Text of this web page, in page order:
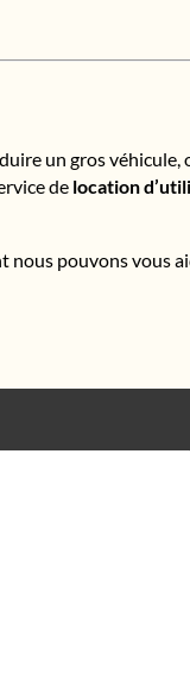
un gros
de location
pouvons vous